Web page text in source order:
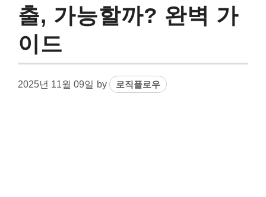
출, 가능할까? 완벽 가
이드
2025년 11월 09일 by 로직플로우